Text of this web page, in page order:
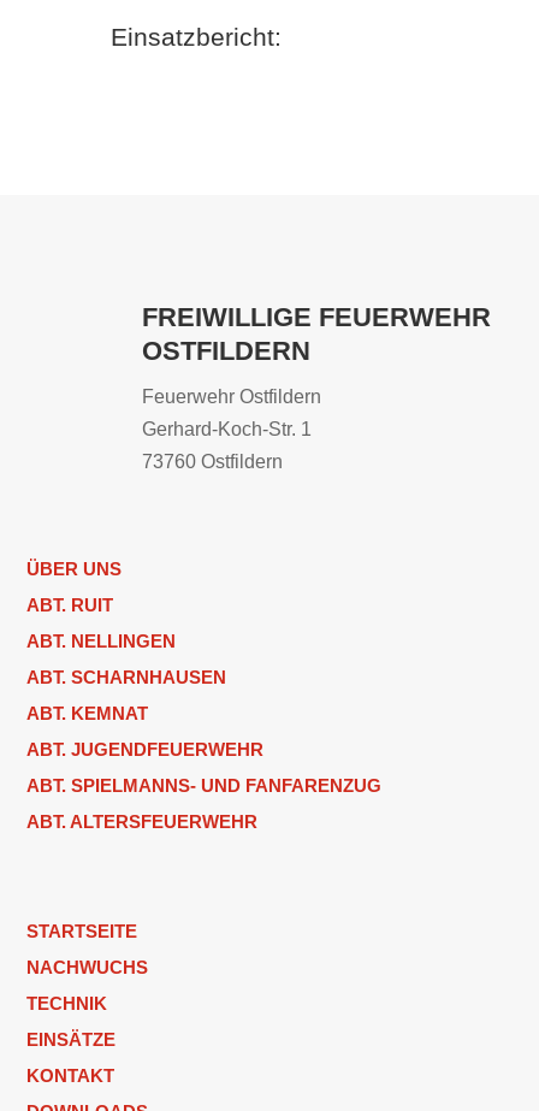
Einsatzbericht:
FREIWILLIGE FEUERWEHR
OSTFILDERN
Feuerwehr Ostfildern
Gerhard-Koch-Str. 1
73760 Ostfildern
ÜBER UNS
ABT. RUIT
ABT. NELLINGEN
ABT. SCHARNHAUSEN
ABT. KEMNAT
ABT. JUGENDFEUERWEHR
ABT. SPIELMANNS- UND FANFARENZUG
ABT. ALTERSFEUERWEHR
STARTSEITE
NACHWUCHS
TECHNIK
EINSÄTZE
KONTAKT